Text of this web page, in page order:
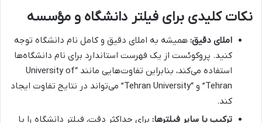
نکات کلیدی برای فیلتر دانشگاه و مؤسسه
املای دقیق: همیشه به املای دقیق و کامل نام دانشگاه توجه
کنید. پروکوئست از یک فهرست استاندارد برای نام دانشگاه‌ها
استفاده می‌کند، بنابراین تفاوت‌هایی مانند “University of
Tehran” و “Tehran University” می‌تواند در نتایج تفاوت ایجاد
کند.
ترکیب با سایر فیلترها: برای حداکثر دقت، فیلتر دانشگاه را با